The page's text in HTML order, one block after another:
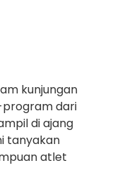
kunjungan
dari
di ajang
tanyakan
atlet